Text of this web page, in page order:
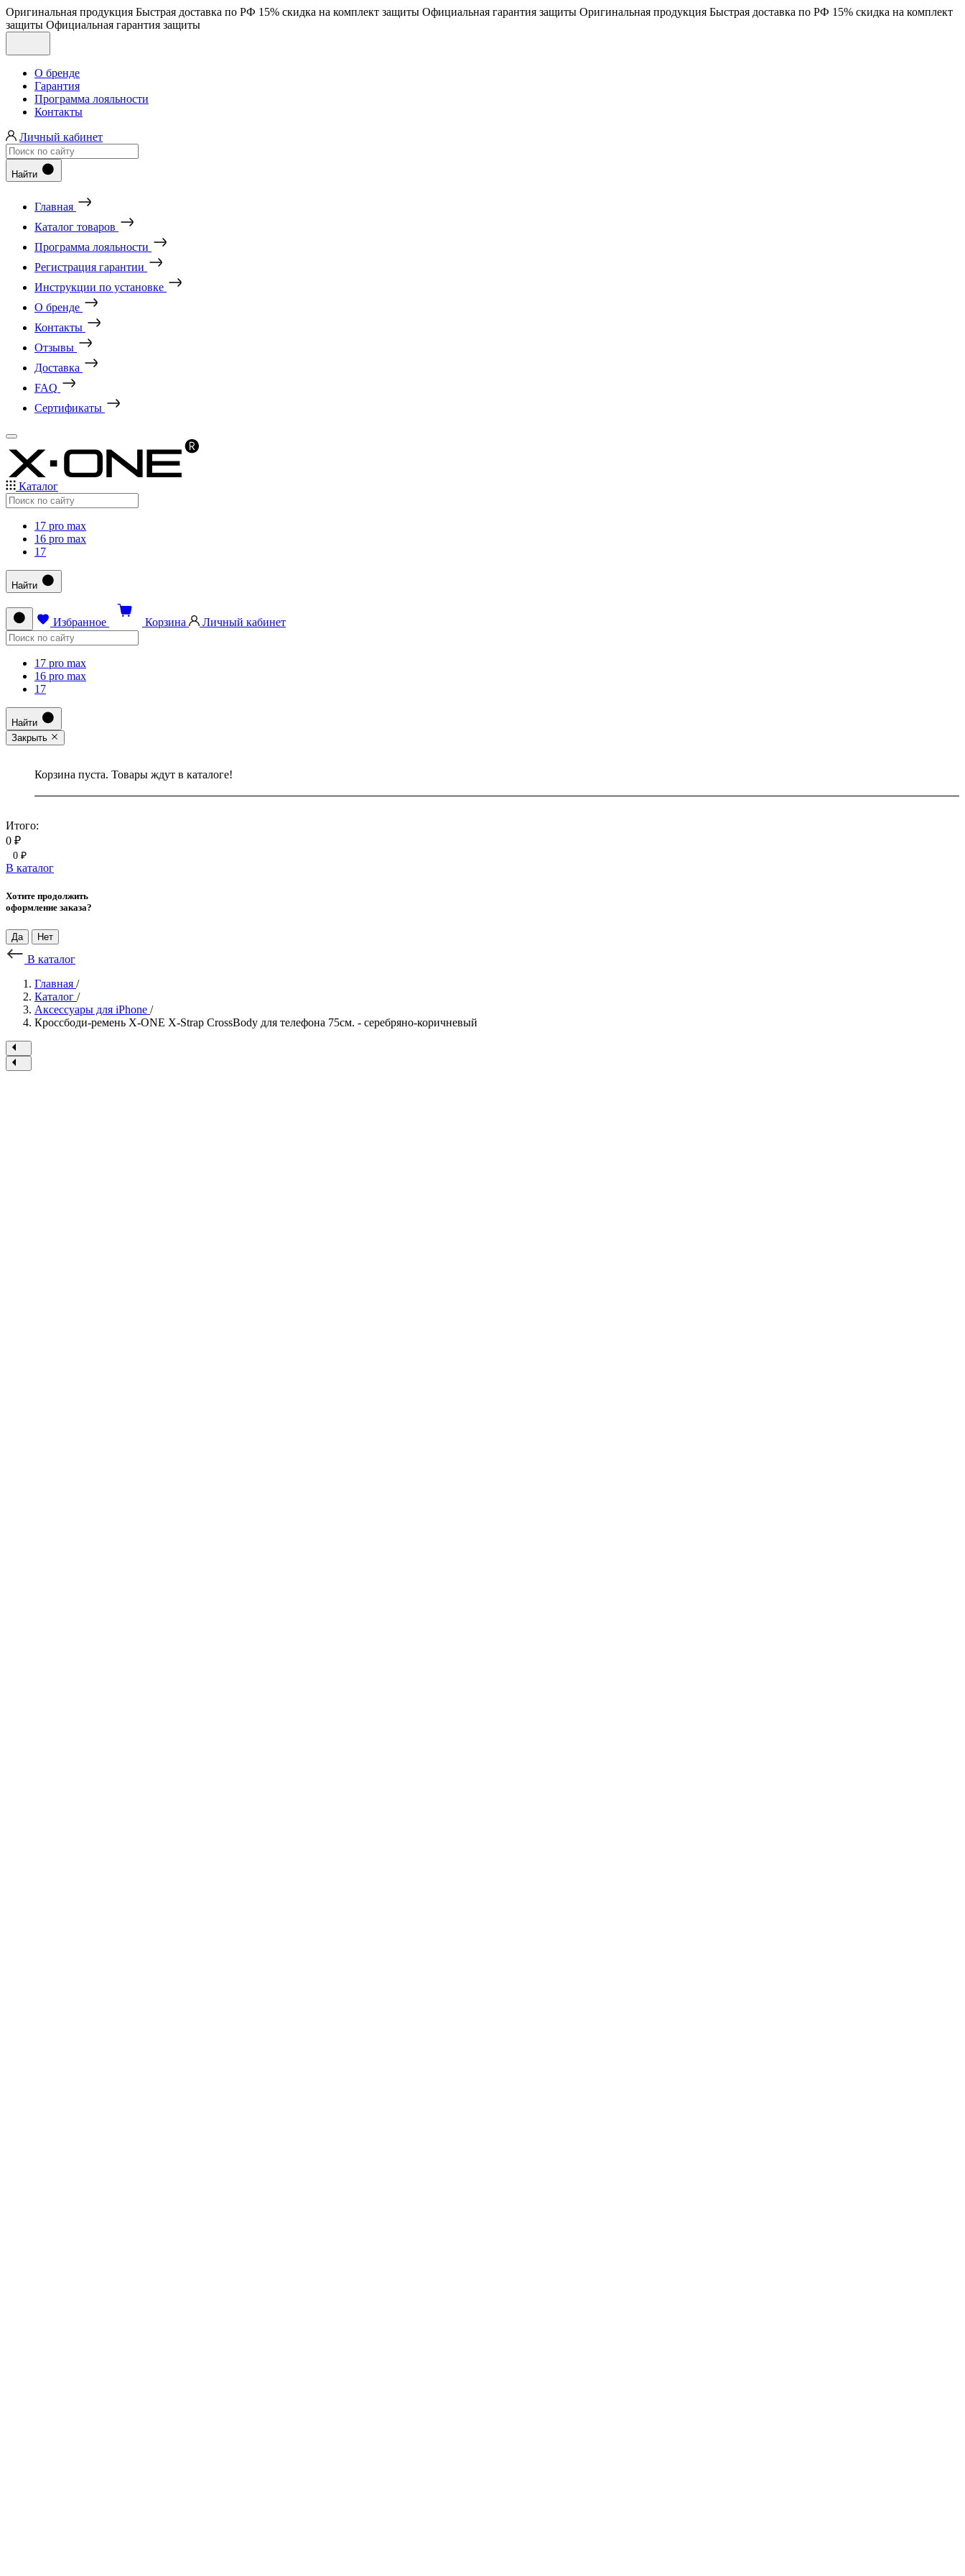
Оригинальная продукция Быстрая доставка по РФ 15% скидка на комплект защиты Официальная гарантия защиты Оригинальная продукция Быстрая доставка по РФ 15% скидка на комплект
защиты Официальная гарантия защиты
О бренде
Гарантия
Программа лояльности
Контакты
Личный кабинет
Найти
Главная
Каталог товаров
Программа лояльности
Регистрация гарантии
Инструкции по установке
О бренде
Контакты
Отзывы
Доставка
FAQ
Сертификаты
Каталог
17 pro max
16 pro max
17
Найти
Избранное Корзина Личный кабинет
17 pro max
16 pro max
17
Найти
Закрыть
Корзина пуста. Товары ждут в каталоге!
Итого:
0 ₽
0 ₽
В каталог
Хотите продолжить
оформление заказа?
Да Нет
В каталог
Главная /
Каталог /
Аксессуары для iPhone /
Кроссбоди-ремень X-ONE X-Strap CrossBody для телефона 75см. - серебряно-коричневый